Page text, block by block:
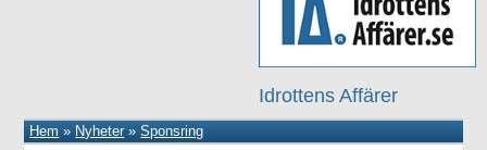
Idrottens Affärer
Hem » Nyheter»Sponsring